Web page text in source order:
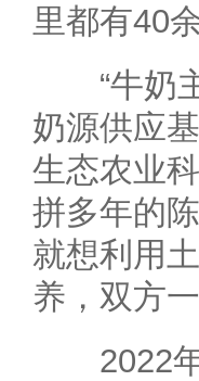
里都有40
“牛奶主
奶源供应
生态农业
拼多年的
就想利用
养，双方
2022年